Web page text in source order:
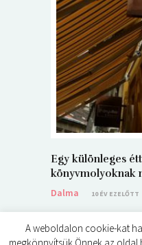
Egy különleges
könyvmolyoknak
Dalma
10 ÉV EZELŐTT
A weboldalon cookie-kat